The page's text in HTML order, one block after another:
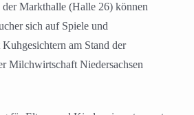
Markthalle (Halle 26) können
sich auf Spiele und
am Stand der
Milchwirtschaft Niedersachsen